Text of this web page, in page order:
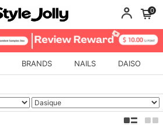
0
BRANDS NAILS DAISO